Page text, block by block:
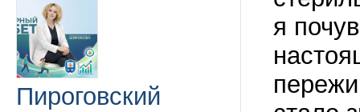
Пироговский
я